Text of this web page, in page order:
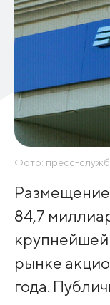
Фото: пресс-
84,7
рынке
года.